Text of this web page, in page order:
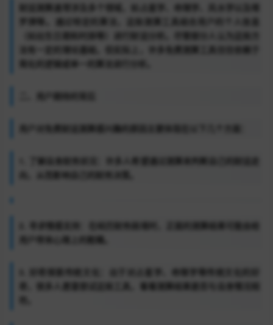
财运测算通常涉及多个领域，如占星学、命理学、风水学以及塔
罗牌等。通过特定的算法，这些测算工具结合用户的个人信息
（如出生日期和时辰等）进行财运分析。尽管部分人认为这些方
法有一定的理论基础，但实际上，许多免费测算工具往往依赖于
简化的逻辑或单一的算法进行分析。
二、用户期待的背后
用户对免费财运测算感兴趣的原因主要体现在以下几个方面：
1. 了解自身财务状况：许多人希望通过测算来判断自己的财运走
向，从而影响自己的财务决策。
2. 寻求情感支持：在经历财务困境时，正面的测算结果可能会给
用户带来心理上的慰藉。
3. 好奇探索传统文化：出于对占星学、命理学等传统文化的好
奇，很多人愿意尝试这些工具，看看测算结果是否与自身情况相